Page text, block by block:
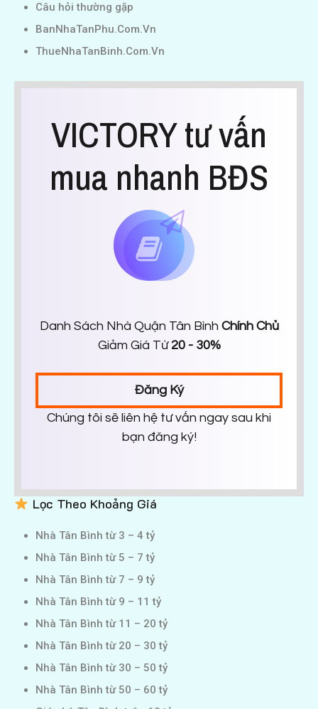
Câu hỏi thường gặp
BanNhaTanPhu.Com.Vn
ThueNhaTanBinh.Com.Vn
VICTORY tư vấn
mua nhanh BĐS
Danh Sách Nhà Quận Tân Bình Chính Chủ
Giảm Giá Từ 20 - 30%
Đăng Ký
Chúng tôi sẽ liên hệ tư vấn ngay sau khi
bạn đăng ký!
Lọc Theo Khoảng Giá
Nhà Tân Bình từ 3 – 4 tỷ
Nhà Tân Bình từ 5 – 7 tỷ
Nhà Tân Bình từ 7 – 9 tỷ
Nhà Tân Bình từ 9 – 11 tỷ
Nhà Tân Bình từ 11 – 20 tỷ
Nhà Tân Bình từ 20 – 30 tỷ
Nhà Tân Bình từ 30 – 50 tỷ
Nhà Tân Bình từ 50 – 60 tỷ